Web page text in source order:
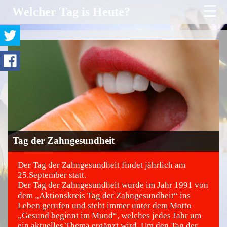
Welcher Tag is Heute? ☰
Tag der Zahngesundheit
©
Der Tag der Zahngesundheit findet jährlich am
25.September statt.
Der Tag der Zahngesundheit wurde im Jahr 1991 von
dem „Aktionskreis Tag der Zahngesundheit“ ins
Leben gerufen und steht immer unter dem Motto
„Gesund beginnt im Mund“, welches jedes Jahr um